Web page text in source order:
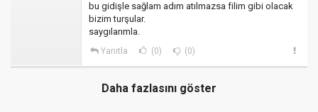
bu gidişle sağlam adım atılmazsa filim gibi olacak
bizim turşular.
saygılarımla.
Yanıtla (0) (0)
Daha fazlasını göster